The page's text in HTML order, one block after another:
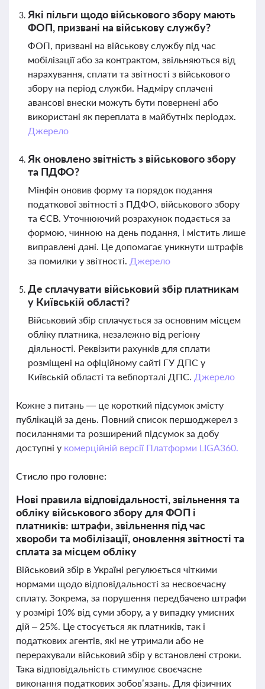
Які пільги щодо військового збору мають
ФОП, призвані на військову службу?
ФОП, призвані на військову службу під час
мобілізації або за контрактом, звільняються від
нарахування, сплати та звітності з військового
збору на період служби. Надміру сплачені
авансові внески можуть бути повернені або
використані як переплата в майбутніх періодах.
Джерело
Як оновлено звітність з військового збору
та ПДФО?
Мінфін оновив форму та порядок подання
податкової звітності з ПДФО, військового збору
та ЄСВ. Уточнюючий розрахунок подається за
формою, чинною на день подання, і містить лише
виправлені дані. Це допомагає уникнути штрафів
за помилки у звітності. Джерело
Де сплачувати військовий збір платникам
у Київській області?
Військовий збір сплачується за основним місцем
обліку платника, незалежно від регіону
діяльності. Реквізити рахунків для сплати
розміщені на офіційному сайті ГУ ДПС у
Київській області та вебпорталі ДПС. Джерело
Кожне з питань — це короткий підсумок змісту
публікацій за день. Повний список першоджерел з
посиланнями та розширений підсумок за добу
доступні у комерційній версії Платформи LIGA360.
Стисло про головне:
Нові правила відповідальності, звільнення та
обліку військового збору для ФОП і
платників: штрафи, звільнення під час
хвороби та мобілізації, оновлення звітності та
сплата за місцем обліку
Військовий збір в Україні регулюється чіткими
нормами щодо відповідальності за несвоєчасну
сплату. Зокрема, за порушення передбачено штрафи
у розмірі 10% від суми збору, а у випадку умисних
дій – 25%. Це стосується як платників, так і
податкових агентів, які не утримали або не
перерахували військовий збір у встановлені строки.
Така відповідальність стимулює своєчасне
виконання податкових зобов’язань. Для фізичних